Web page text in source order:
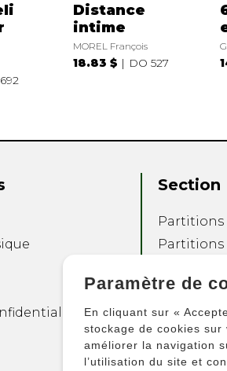
Distance
intime
MOREL François
18.83 $ DO 527
Section
Partitions
ensembles
Autres
Paramètre de
En cliquant sur «
stockage de cookies
améliorer la navigation
l’utilisation du site et